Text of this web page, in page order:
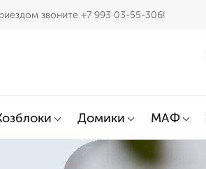
звоните +7 993 03-55-306!
Домики МАФ